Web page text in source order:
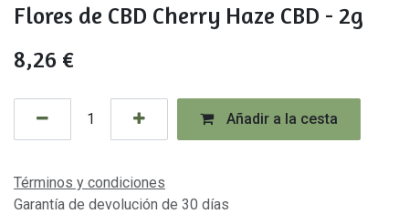
Flores de CBD Cherry Haze CBD - 2g
8,26 €
Añadir a la cesta
Términos y condiciones
Garantía de devolución de 30 días